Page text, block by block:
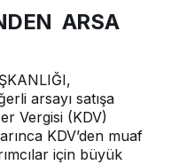
İHALESİ;
ARSA
arsayı satışa
Vergisi (KDV)
KDV’den muaf
için büyük